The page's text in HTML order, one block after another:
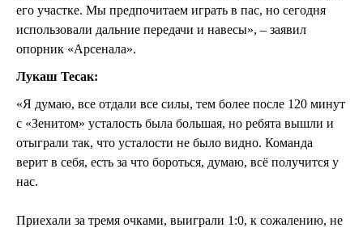
его участке. Мы предпочитаем играть в пас, но сегодня
использовали дальние передачи и навесы», – заявил
опорник «Арсенала».
Лукаш Тесак:
«Я думаю, все отдали все силы, тем более после 120 минут
с «Зенитом» усталость была большая, но ребята вышли и
отыграли так, что усталости не было видно. Команда
верит в себя, есть за что бороться, думаю, всё получится у
нас.
Приехали за тремя очками, выиграли 1:0, к сожалению, не